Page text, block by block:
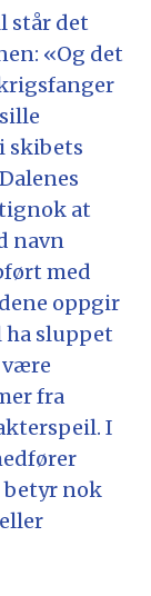
står det
«Og det
skibets
at
navn
med
oppgir
ha sluppet
være
fra
I
nok